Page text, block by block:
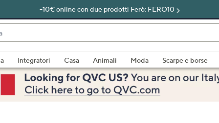
-10€ online con due prodotti Ferò: FERO10
Integratori Casa Animali Moda Scarpe e borse